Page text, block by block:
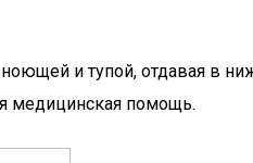
и тупой, отдавая в
медицинская помощь.